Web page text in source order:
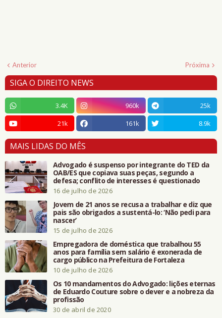
Anterior Próxima
SIGA O DIREITO NEWS
3.4K 960k
25k
21k
161k 8.9k
MAIS LIDAS DO MÊS
Advogado é suspenso por integrante do TED da
OAB/ES que copiava suas peças, segundo a
defesa; conflito de interesses é questionado
16 de julho de 2026
Jovem de 21 anos se recusa a trabalhar e diz que
pais são obrigados a sustentá-lo: ‘Não pedi para
nascer’
15 de julho de 2026
Empregadora de doméstica que trabalhou 55
anos para família sem salário é exonerada de
cargo público na Prefeitura de Fortaleza
10 de julho de 2026
Os 10 mandamentos do Advogado: lições eternas
de Eduardo Couture sobre o dever e a nobreza da
profissão
30 de abril de 2020